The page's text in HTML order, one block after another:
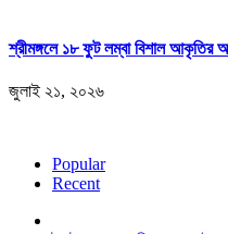
শ্রীমঙ্গলে ১৮ ফুট লম্বা বিশাল আকৃতির
জুলাই ২১, ২০২৬
Popular
Recent